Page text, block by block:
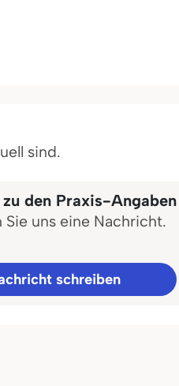
sind.
den Praxis-Angaben
Sie uns eine Nachricht.
schreiben